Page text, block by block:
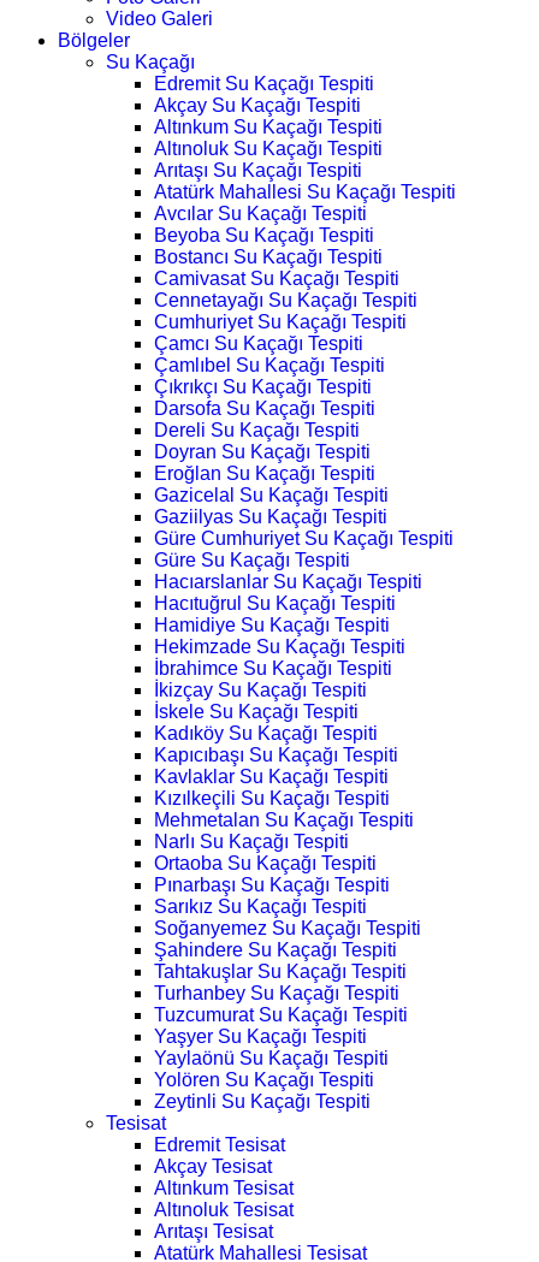
Video Galeri
Bölgeler
Su Kaçağı
Edremit Su Kaçağı Tespiti
Akçay Su Kaçağı Tespiti
Altınkum Su Kaçağı Tespiti
Altınoluk Su Kaçağı Tespiti
Arıtaşı Su Kaçağı Tespiti
Atatürk Mahallesi Su Kaçağı Tespiti
Avcılar Su Kaçağı Tespiti
Beyoba Su Kaçağı Tespiti
Bostancı Su Kaçağı Tespiti
Camivasat Su Kaçağı Tespiti
Cennetayağı Su Kaçağı Tespiti
Cumhuriyet Su Kaçağı Tespiti
Çamcı Su Kaçağı Tespiti
Çamlıbel Su Kaçağı Tespiti
Çıkrıkçı Su Kaçağı Tespiti
Darsofa Su Kaçağı Tespiti
Dereli Su Kaçağı Tespiti
Doyran Su Kaçağı Tespiti
Eroğlan Su Kaçağı Tespiti
Gazicelal Su Kaçağı Tespiti
Gaziilyas Su Kaçağı Tespiti
Güre Cumhuriyet Su Kaçağı Tespiti
Güre Su Kaçağı Tespiti
Hacıarslanlar Su Kaçağı Tespiti
Hacıtuğrul Su Kaçağı Tespiti
Hamidiye Su Kaçağı Tespiti
Hekimzade Su Kaçağı Tespiti
İbrahimce Su Kaçağı Tespiti
İkizçay Su Kaçağı Tespiti
İskele Su Kaçağı Tespiti
Kadıköy Su Kaçağı Tespiti
Kapıcıbaşı Su Kaçağı Tespiti
Kavlaklar Su Kaçağı Tespiti
Kızılkeçili Su Kaçağı Tespiti
Mehmetalan Su Kaçağı Tespiti
Narlı Su Kaçağı Tespiti
Ortaoba Su Kaçağı Tespiti
Pınarbaşı Su Kaçağı Tespiti
Sarıkız Su Kaçağı Tespiti
Soğanyemez Su Kaçağı Tespiti
Şahindere Su Kaçağı Tespiti
Tahtakuşlar Su Kaçağı Tespiti
Turhanbey Su Kaçağı Tespiti
Tuzcumurat Su Kaçağı Tespiti
Yaşyer Su Kaçağı Tespiti
Yaylaönü Su Kaçağı Tespiti
Yolören Su Kaçağı Tespiti
Zeytinli Su Kaçağı Tespiti
Tesisat
Edremit Tesisat
Akçay Tesisat
Altınkum Tesisat
Altınoluk Tesisat
Arıtaşı Tesisat
Atatürk Mahallesi Tesisat